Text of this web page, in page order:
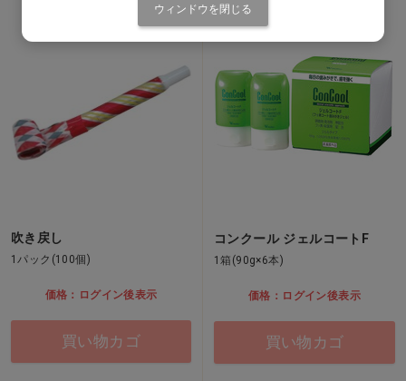
吹き戻し
1パック(100個)
価格：ログイン後表示
買い物カゴ
医薬部外品
コンクール ジェルコートF
1箱(90g×6本)
価格：ログイン後表示
買い物カゴ
ウィンドウを閉じる